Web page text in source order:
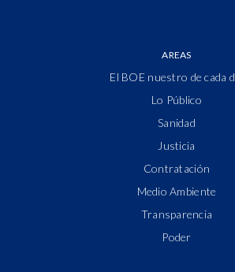
AREAS
El BOE nuestro de cada
Lo Público
Sanidad
Justicia
Contratación
Medio Ambiente
Transparencia
Poder